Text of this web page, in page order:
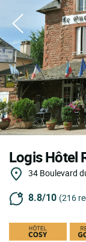
Logis Hôtel
34 Boulevard
8.8/10 (216